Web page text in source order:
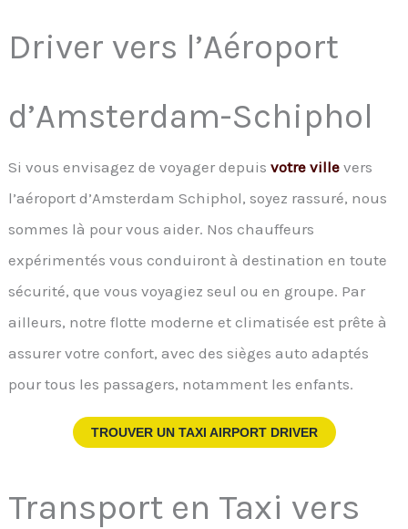
Driver vers l’Aéroport
d’Amsterdam-Schiphol
Si vous envisagez de voyager depuisvotre ville vers
l’aéroport d’Amsterdam Schiphol, soyez rassuré, nous
sommes là pour vous aider. Nos chauffeurs
expérimentés vous conduiront à destination en toute
sécurité, que vous voyagiez seul ou en groupe. Par
ailleurs, notre flotte moderne et climatisée est prête à
assurer votre confort, avec des sièges auto adaptés
pour tous les passagers, notamment les enfants.
TROUVER UN TAXI AIRPORT DRIVER
Transport en Taxi vers